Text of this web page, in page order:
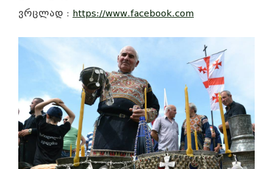
ვრცლად : https://www.facebook.com